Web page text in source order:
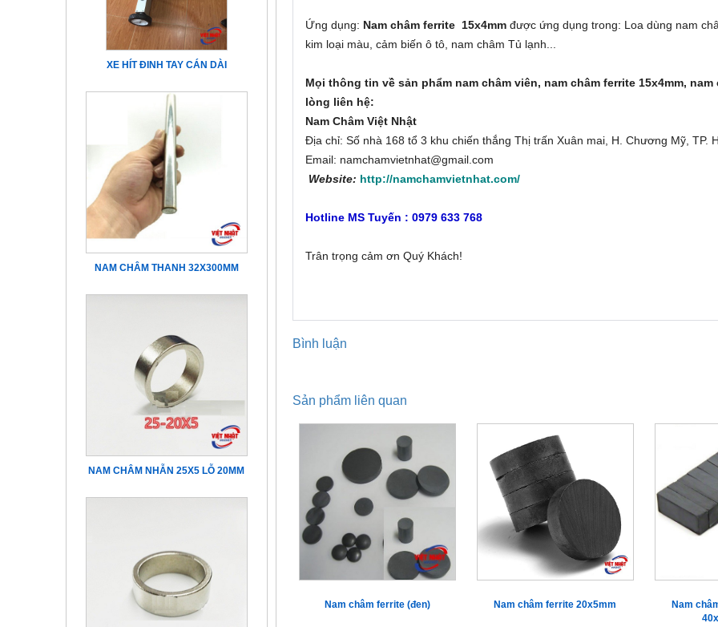
Ứng dụng: Nam châm ferrite 15x4mmđược ứng dụng trong: Loa dùng nam
kim loại màu, cảm biến ô tô, nam châm Tủ lạnh...
Mọi thông tin về sản phẩm nam châm viên, nam châm ferrite 15x4mm,
lòng liên hệ:
Nam Châm Việt Nhật
Địa chỉ: Số nhà 168 tổ 3 khu chiến thắng Thị trấn Xuân mai, H. Chương Mỹ, TP.
Email: namchamvietnhat@gmail.com
Website: http://namchamvietnhat.com/
Hotline MS Tuyến : 0979 633 768
Trân trọng cảm ơn Quý Khách!
Bình luận
Sản phẩm liên quan
Nam châm ferrite (đen) Nam châm ferrite 20x5mm
Nam
XE HÍT ĐINH TAY CÁN DÀI
NAM CHÂM THANH 32X300MM
NAM CHÂM NHẪN 25X5 LỖ 20MM